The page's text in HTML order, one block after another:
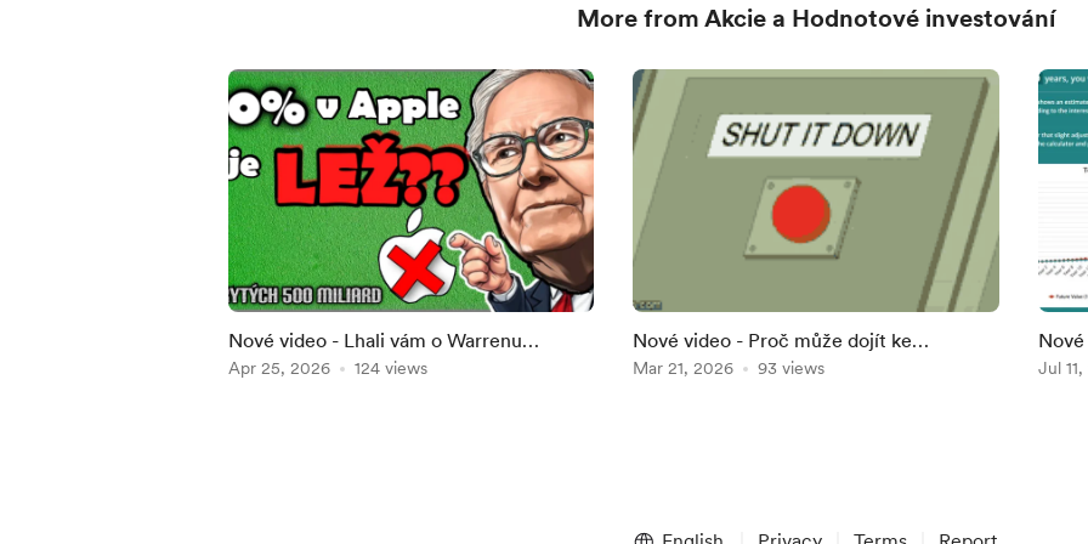
More from Akcie a Hodnotové investování
Nové video - Lhali vám o Warrenu
Buffettovi: ztracených 500 miliard dolarů
Apr 25, 2026 124 views
Nové video - Proč může dojít ke
KOLAPSU akciové burzy?
Mar 21, 2026 93 views Jul